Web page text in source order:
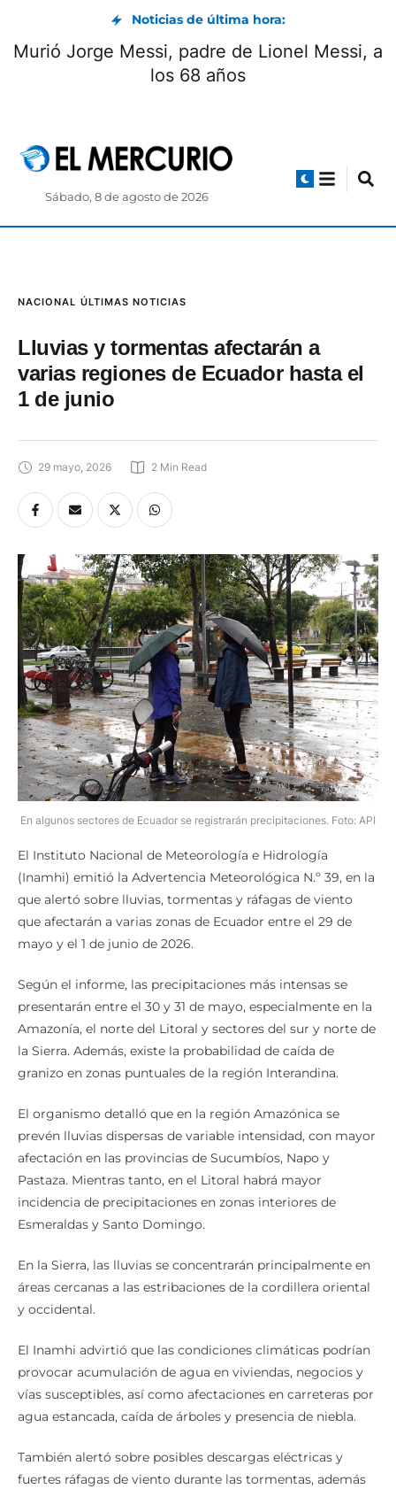
Noticias de última hora:
Murió Jorge Messi, padre de Lionel Messi, a
los 68 años
Sábado, 8 de agosto de 2026
NACIONAL ÚLTIMAS NOTICIAS
Lluvias y tormentas afectarán a
varias regiones de Ecuador hasta el
1 de junio
29 mayo, 2026 2 Min Read
En algunos sectores de Ecuador se registrarán precipitaciones. Foto: API
El Instituto Nacional de Meteorología e Hidrología
(Inamhi) emitió la Advertencia Meteorológica N.º 39, en la
que alertó sobre lluvias, tormentas y ráfagas de viento
que afectarán a varias zonas de Ecuador entre el 29 de
mayo y el 1 de junio de 2026.
Según el informe, las precipitaciones más intensas se
presentarán entre el 30 y 31 de mayo, especialmente en la
Amazonía, el norte del Litoral y sectores del sur y norte de
la Sierra. Además, existe la probabilidad de caída de
granizo en zonas puntuales de la región Interandina.
El organismo detalló que en la región Amazónica se
prevén lluvias dispersas de variable intensidad, con mayor
afectación en las provincias de Sucumbíos, Napo y
Pastaza. Mientras tanto, en el Litoral habrá mayor
incidencia de precipitaciones en zonas interiores de
Esmeraldas y Santo Domingo.
En la Sierra, las lluvias se concentrarán principalmente en
áreas cercanas a las estribaciones de la cordillera oriental
y occidental.
El Inamhi advirtió que las condiciones climáticas podrían
provocar acumulación de agua en viviendas, negocios y
vías susceptibles, así como afectaciones en carreteras por
agua estancada, caída de árboles y presencia de niebla.
También alertó sobre posibles descargas eléctricas y
fuertes ráfagas de viento durante las tormentas, además